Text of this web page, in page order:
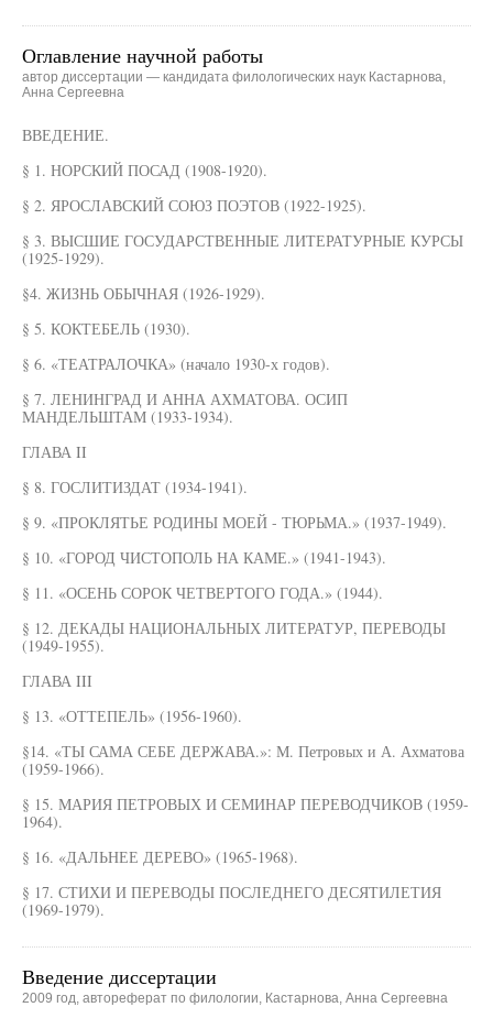
Оглавление научной работы
автор диссертации — кандидата филологических наук Кастарнова,
Анна Сергеевна
ВВЕДЕНИЕ.
§ 1. НОРСКИЙ ПОСАД (1908-1920).
§ 2. ЯРОСЛАВСКИЙ СОЮЗ ПОЭТОВ (1922-1925).
§ 3. ВЫСШИЕ ГОСУДАРСТВЕННЫЕ ЛИТЕРАТУРНЫЕ КУРСЫ
(1925-1929).
§4. ЖИЗНЬ ОБЫЧНАЯ (1926-1929).
§ 5. КОКТЕБЕЛЬ (1930).
§ 6. «ТЕАТРАЛОЧКА» (начало 1930-х годов).
§ 7. ЛЕНИНГРАД И АННА АХМАТОВА. ОСИП
МАНДЕЛЬШТАМ (1933-1934).
ГЛАВА II
§ 8. ГОСЛИТИЗДАТ (1934-1941).
§ 9. «ПРОКЛЯТЬЕ РОДИНЫ МОЕЙ - ТЮРЬМА.» (1937-1949).
§ 10. «ГОРОД ЧИСТОПОЛЬ НА КАМЕ.» (1941-1943).
§ 11. «ОСЕНЬ СОРОК ЧЕТВЕРТОГО ГОДА.» (1944).
§ 12. ДЕКАДЫ НАЦИОНАЛЬНЫХ ЛИТЕРАТУР, ПЕРЕВОДЫ
(1949-1955).
ГЛАВА III
§ 13. «ОТТЕПЕЛЬ» (1956-1960).
§14. «ТЫ САМА СЕБЕ ДЕРЖАВА.»: М. Петровых и А. Ахматова
(1959-1966).
§ 15. МАРИЯ ПЕТРОВЫХ И СЕМИНАР ПЕРЕВОДЧИКОВ (1959-
1964).
§ 16. «ДАЛЬНЕЕ ДЕРЕВО» (1965-1968).
§ 17. СТИХИ И ПЕРЕВОДЫ ПОСЛЕДНЕГО ДЕСЯТИЛЕТИЯ
(1969-1979).
Введение диссертации
2009 год, автореферат по филологии, Кастарнова, Анна Сергеевна